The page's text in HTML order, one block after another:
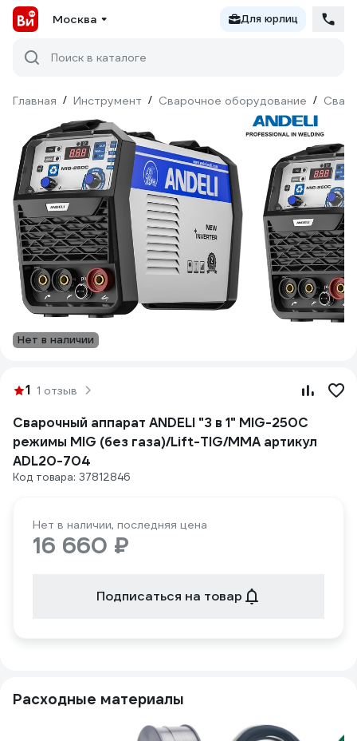
Москва Для юрлиц
Поиск в каталоге
Главная / Инструмент / Сварочное оборудование /
Нет в наличии
1 1 отзыв
Сварочный аппарат ANDELI "3 в 1" MIG-250C
режимы MIG (без газа)/Lift-TIG/MMA артикул
ADL20-704
Код товара: 37812846
Нет в наличии, последняя цена
16 660 ₽
Подписаться на товар
Расходные материалы